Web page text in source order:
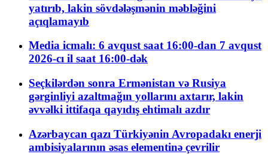
yatırıb, lakin sövdələşmənin məbləğini
açıqlamayıb
Media icmalı: 6 avqust saat 16:00-dan 7 avqust
2026-cı il saat 16:00-dək
Seçkilərdən sonra Ermənistan və Rusiya
gərginliyi azaltmağın yollarını axtarır, lakin
əvvəlki ittifaqa qayıdış ehtimalı azdır
Azərbaycan qazı Türkiyənin Avropadakı enerji
ambisiyalarının əsas elementinə çevrilir